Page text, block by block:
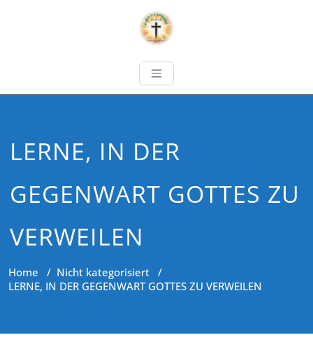
LERNE, IN DER
GEGENWART GOTTES ZU
VERWEILEN
Home / Nicht kategorisiert /
LERNE, IN DER GEGENWART GOTTES ZU VERWEILEN